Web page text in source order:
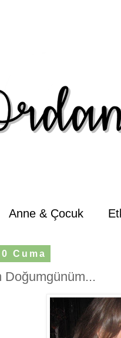
Anne & Çocuk
Cuma
Doğumgünüm...